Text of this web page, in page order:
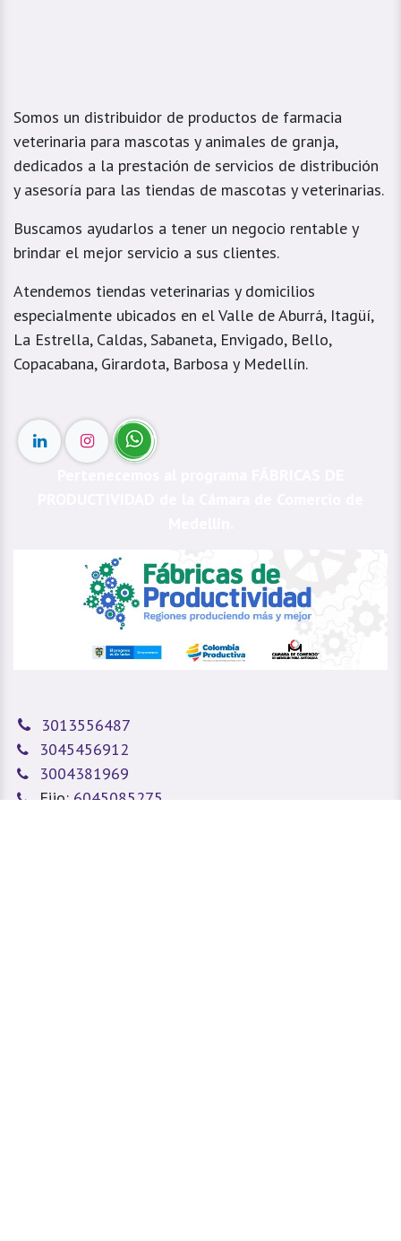
Somos un distribuidor de productos de farmacia
veterinaria para mascotas y animales de granja,
dedicados a la prestación de servicios de distribución
y asesoría para las tiendas de mascotas y veterinarias.
Buscamos ayudarlos a tener un negocio rentable y
brindar el mejor servicio a sus clientes.
Atendemos tiendas veterinarias y domicilios
especialmente ubicados en el Valle de Aburrá, Itagüí,
La Estrella, Caldas, Sabaneta, Envigado, Bello,
Copacabana, Girardota, Barbosa y Medellín.
3013556487
3045456912
3004381969
Fijo: 6045085275